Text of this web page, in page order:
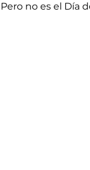
Pero no es el Día